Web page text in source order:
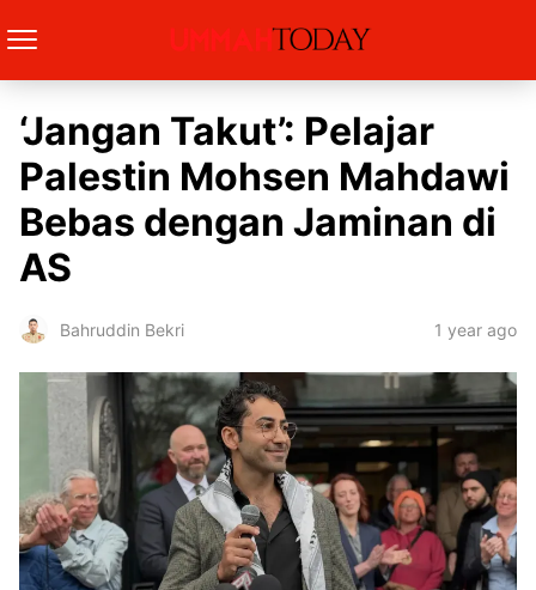
‘Jangan Takut’: Pelajar
Palestin Mohsen Mahdawi
Bebas dengan Jaminan di
AS
Bahruddin Bekri 1 year ago